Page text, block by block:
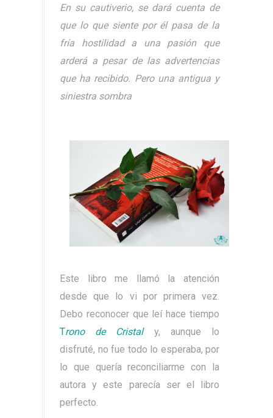
En su cautiverio, se dará cuenta de
que lo que siente por él pasa de la
fría hostilidad a una pasión que
arderá a pesar de las advertencias
que ha recibido. Pero una antigua y
siniestra sombra
Este libro me llamó la atención
desde que lo vi por primera vez.
Debo reconocer que leí hace tiempo
Trono de Cristal
y, aunque lo
disfruté, no fue todo lo esperaba, por
lo que quería reconciliarme con la
autora y este parecía ser el libro
perfecto.